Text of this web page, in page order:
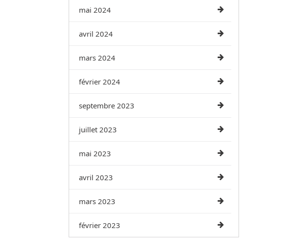
mai 2024
avril 2024
mars 2024
février 2024
septembre 2023
juillet 2023
mai 2023
avril 2023
mars 2023
février 2023